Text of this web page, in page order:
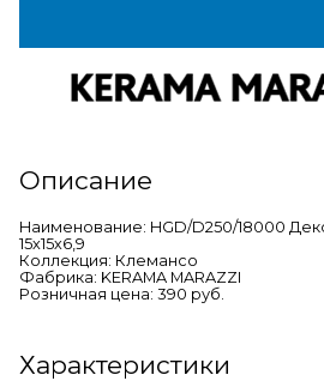
Описание
Наименование: HGD/D250/18000
15х15х6,9
Коллекция: Клемансо
Фабрика: KERAMA MARAZZI
Розничная цена: 390 руб.
Характеристики